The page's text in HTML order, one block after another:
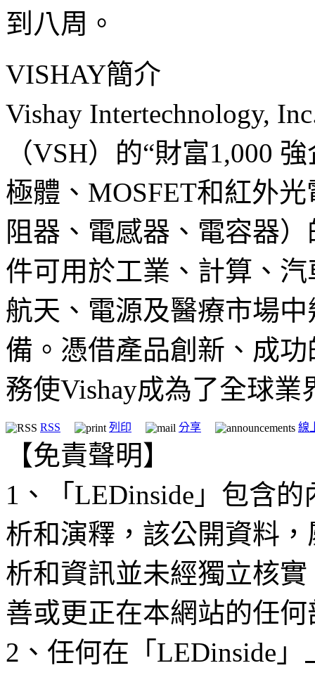
到八周。
VISHAY簡介
Vishay Intertechnology,
（VSH）的“財富1,000
極體、MOSFET和紅外
阻器、電感器、電容器
件可用於工業、計算、
航天、電源及醫療市場
備。憑借產品創新、成
務使Vishay成為了全球業
RSS 列印 分享 線
【免責聲明】
1、「LEDinside」包含
析和演釋，該公開資料
析和資訊並未經獨立核
善或更正在本網站的任
2、任何在「LEDinside